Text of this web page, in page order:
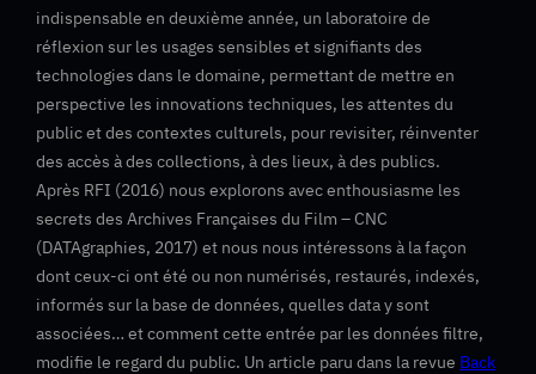
indispensable en deuxième année, un laboratoire de
réflexion sur les usages sensibles et signifiants des
technologies dans le domaine, permettant de mettre en
perspective les innovations techniques, les attentes du
public et des contextes culturels, pour revisiter, réinventer
des accès à des collections, à des lieux, à des publics.
Après RFI (2016) nous explorons avec enthousiasme les
secrets des Archives Françaises du Film – CNC
(DATAgraphies, 2017) et nous nous intéressons à la façon
dont ceux-ci ont été ou non numérisés, restaurés, indexés,
informés sur la base de données, quelles data y sont
associées… et comment cette entrée par les données filtre,
modifie le regard du public. Un article paru dans la revue Back